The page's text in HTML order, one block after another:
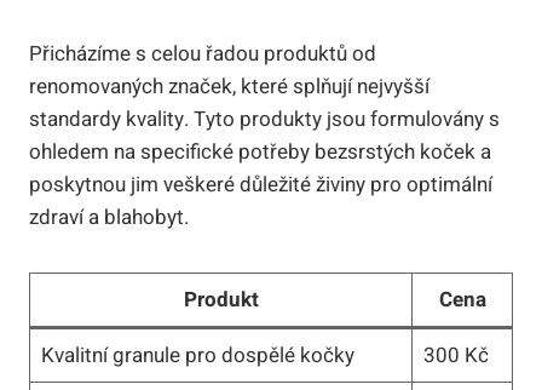
Přicházíme s celou řadou‍ produktů od
renomovaných značek, které splňují‌ nejvyšší
standardy kvality. Tyto ⁣produkty jsou formulovány​ s
ohledem na ⁢specifické potřeby bezsrstých koček​ a
poskytnou jim veškeré důležité živiny⁣ pro⁢ optimální
‍zdraví a blahobyt.
Produkt
Cena
Kvalitní granule ‌pro dospělé kočky
300 Kč